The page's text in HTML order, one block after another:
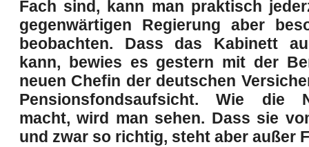
Fach sind, kann man praktisch
gegenwärtigen Regierung aber
beobachten. Dass das Kabinett
kann, bewies es gestern mit der
neuen Chefin der deutschen
Pensionsfondsaufsicht. Wie die
macht, wird man sehen. Dass sie
und zwar so richtig, steht aber außer